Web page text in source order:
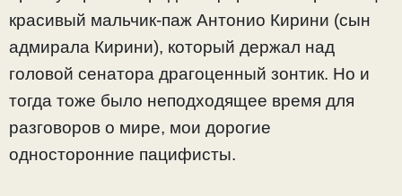
красивый мальчик-паж Антонио Кирини (сын
адмирала Кирини), который держал над
головой сенатора драгоценный зонтик. Но и
тогда тоже было неподходящее время для
разговоров о мире, мои дорогие
односторонние пацифисты.